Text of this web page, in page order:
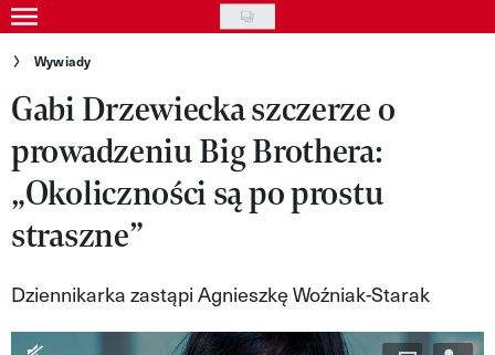
Skip
to
content
Gwiazdy
Ludzie
Moda
Uroda
Styl życia
Kultura
Wideo
Wywiady
Gabi Drzewiecka szczerze o
prowadzeniu Big Brothera:
„Okoliczności są po prostu
straszne”
Dziennikarka zastąpi Agnieszkę Woźniak-Starak